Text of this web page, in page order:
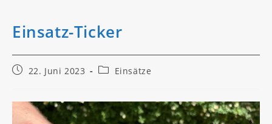
Einsatz-Ticker
Beitrag22. Juni 2023
Beitrags-
Einsätze